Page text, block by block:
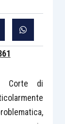
Corte di